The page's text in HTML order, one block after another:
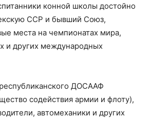
конной школы достойно
ССР и бывший Союз,
места на чемпионатах мира,
и других международных
ДОСААФ
содействия армии и флоту),
автомеханики и других